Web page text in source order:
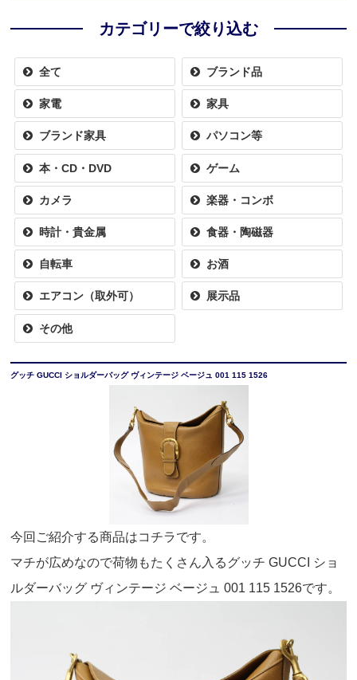
カテゴリーで絞り込む
全て ブランド品
家電 家具
ブランド家具 パソコン等
本・CD・DVD ゲーム
カメラ 楽器・コンボ
時計・貴金属 食器・陶磁器
自転車 お酒
エアコン（取外可） 展示品
その他
グッチ GUCCI ショルダーバッグ ヴィンテージ ベージュ 001 115 1526
今回ご紹介する商品はコチラです。
マチが広めなので荷物もたくさん入るグッチ GUCCI ショ
ルダーバッグ ヴィンテージ ベージュ 001 115 1526です。